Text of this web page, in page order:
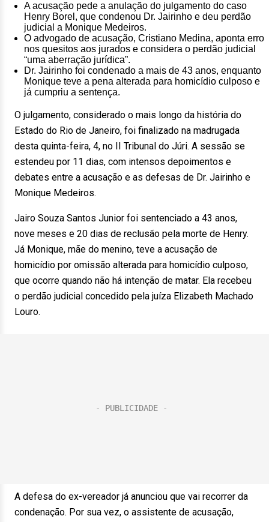
A acusação pede a anulação do julgamento do caso
Henry Borel, que condenou Dr. Jairinho e deu perdão
judicial a Monique Medeiros.
O advogado de acusação, Cristiano Medina, aponta erro
nos quesitos aos jurados e considera o perdão judicial
“uma aberração jurídica”.
Dr. Jairinho foi condenado a mais de 43 anos, enquanto
Monique teve a pena alterada para homicídio culposo e
já cumpriu a sentença.
O julgamento, considerado o mais longo da história do
Estado do Rio de Janeiro, foi finalizado na madrugada
desta quinta-feira, 4, no II Tribunal do Júri. A sessão se
estendeu por 11 dias, com intensos depoimentos e
debates entre a acusação e as defesas de Dr. Jairinho e
Monique Medeiros.
Jairo Souza Santos Junior foi sentenciado a 43 anos,
nove meses e 20 dias de reclusão pela morte de Henry.
Já Monique, mãe do menino, teve a acusação de
homicídio por omissão alterada para homicídio culposo,
que ocorre quando não há intenção de matar. Ela recebeu
o perdão judicial concedido pela juíza Elizabeth Machado
Louro.
A defesa do ex-vereador já anunciou que vai recorrer da
condenação. Por sua vez, o assistente de acusação,